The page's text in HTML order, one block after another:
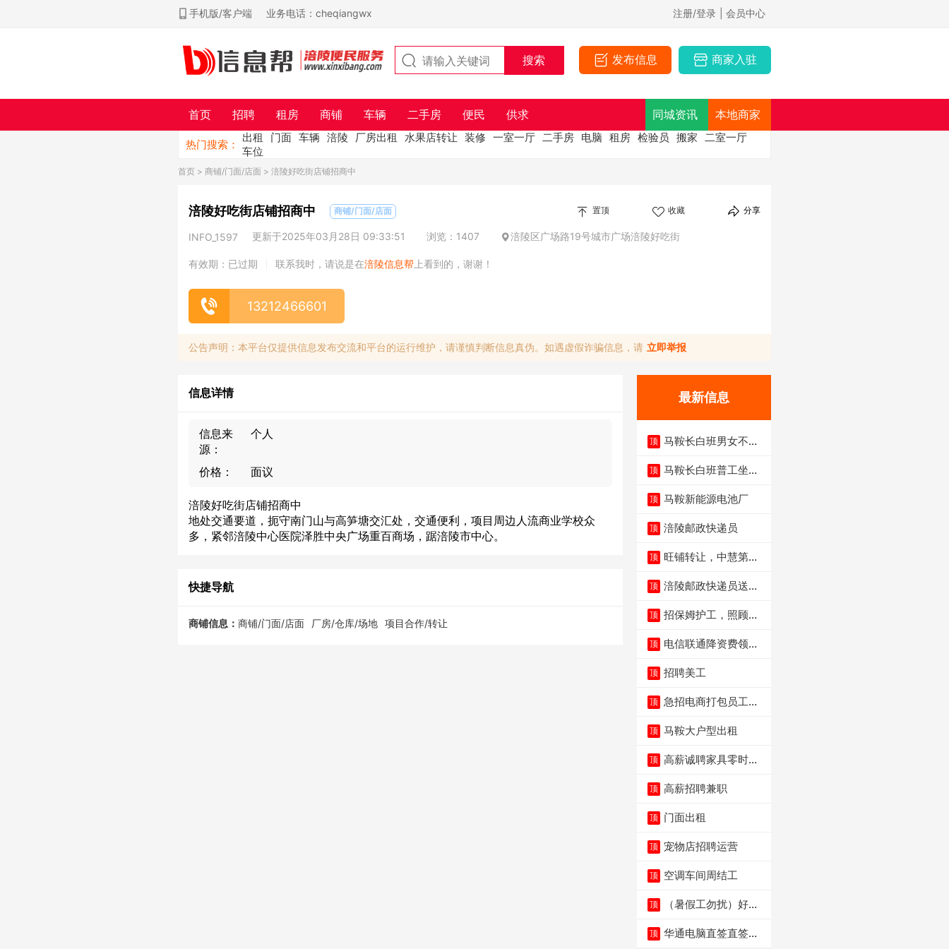
手机版/客户端 业务电话：cheqiangwx 注册/登录 | 会员中心
发布信息 商家入驻
首页 招聘 租房 商铺 车辆 二手房 便民 供求 同城资讯 本地商家
热门搜索：
出租 门面 车辆 涪陵 厂房出租 水果店转让 装修 一室一厅 二手房 电脑 租房 检验员 搬家 二室一厅
车位
首页 > 商铺/门面/店面 > 涪陵好吃街店铺招商中
涪陵好吃街店铺招商中 商铺/门面/店面 置顶 收藏 分享
INFO_1597 更新于2025年03月28日 09:33:51 浏览：1407 涪陵区广场路19号城市广场涪陵好吃街
有效期：已过期 联系我时，请说是在涪陵信息帮 上看到的，谢谢！
13212466601
公告声明：本平台仅提供信息发布交流和平台的运行维护，请谨慎判断信息真伪。如遇虚假诈骗信息，请 立即举报
信息详情
信息来
源：
个人
价格： 面议
涪陵好吃街店铺招商中
地处交通要道，扼守南门山与高笋塘交汇处，交通便利，项目周边人流商业学校众
多，紧邻涪陵中心医院泽胜中央广场重百商场，踞涪陵市中心。
快捷导航
商铺信息： 商铺/门面/店面 厂房/仓库/场地 项目合作/转让
最新信息
顶 马鞍长白班男女不限
顶 马鞍长白班普工坐班
顶 马鞍新能源电池厂
顶 涪陵邮政快递员
顶 旺铺转让，中慧第一
顶 涪陵邮政快递员送货
顶 招保姆护工，照顾病
顶 电信联通降资费领价
顶 招聘美工
顶 急招电商打包员工作
顶 马鞍大户型出租
顶 高薪诚聘家具零时促
顶 高薪招聘兼职
顶 门面出租
顶 宠物店招聘运营
顶 空调车间周结工
顶
（暑假工勿扰）好想
顶 华通电脑直签直签直